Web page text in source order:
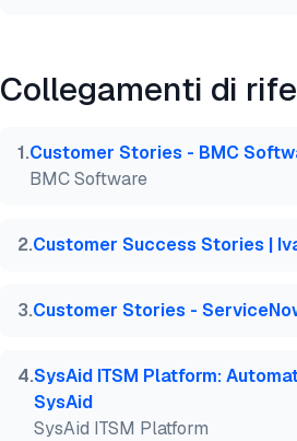
@misc{dilmegani2026,
title  = {{Top 20 Casi di
  month  = may,
}
Collegamenti di
1.Customer Stories - BMC
BMC Software
2.Customer Success Stories |
3.Customer Stories -
4.SysAid ITSM Platform:
SysAid
SysAid ITSM Platform